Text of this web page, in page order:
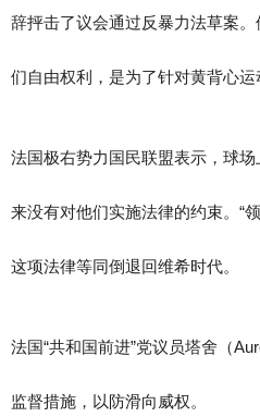
辞抨击了议会通过反暴力法草案
们自由权利，是为了针对黄背心运
法国极右势力国民联盟表示，球
来没有对他们实施法律的约束。“
这项法律等同倒退回维希时代。
法国“共和国前进”党议员塔舍（
监督措施，以防滑向威权。